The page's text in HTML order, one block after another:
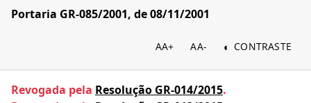
Portaria GR-085/2001, de 08/11/2001
AA+ AA- CONTRASTE
Revogada pela Resolução GR-014/2015.